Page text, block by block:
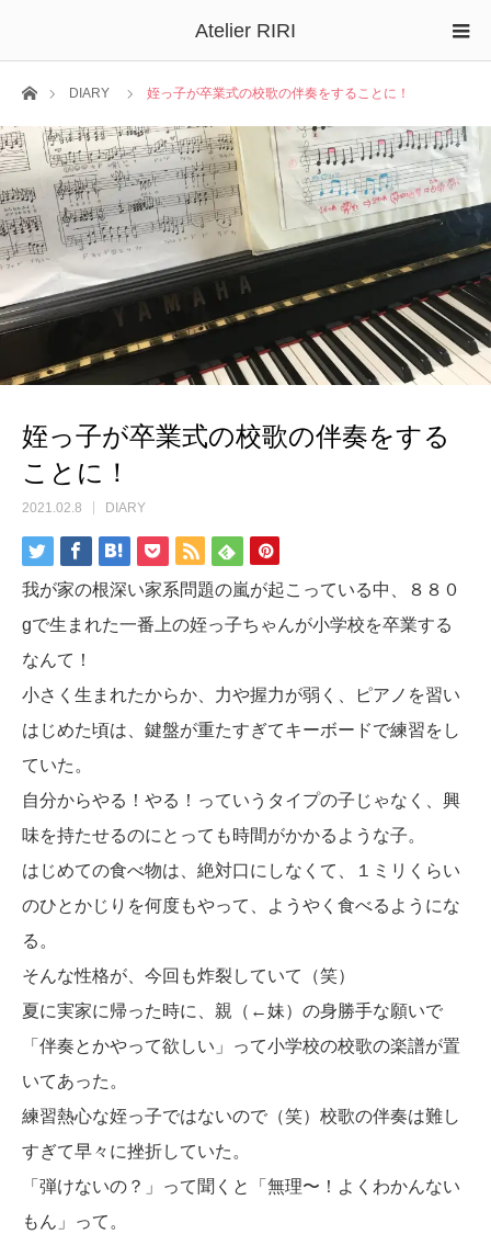
Atelier RIRI
ホームDIARY 姪っ子が卒業式の校歌の伴奏をすることに！
姪っ子が卒業式の校歌の伴奏をする
ことに！
2021.02.8 DIARY
我が家の根深い家系問題の嵐が起こっている中、８８０
gで生まれた一番上の姪っ子ちゃんが小学校を卒業する
なんて！
小さく生まれたからか、力や握力が弱く、ピアノを習い
はじめた頃は、鍵盤が重たすぎてキーボードで練習をし
ていた。
自分からやる！やる！っていうタイプの子じゃなく、興
味を持たせるのにとっても時間がかかるような子。
はじめての食べ物は、絶対口にしなくて、１ミリくらい
のひとかじりを何度もやって、ようやく食べるようにな
る。
そんな性格が、今回も炸裂していて（笑）
夏に実家に帰った時に、親（←妹）の身勝手な願いで
「伴奏とかやって欲しい」って小学校の校歌の楽譜が置
いてあった。
練習熱心な姪っ子ではないので（笑）校歌の伴奏は難し
すぎて早々に挫折していた。
「弾けないの？」って聞くと「無理〜！よくわかんない
もん」って。